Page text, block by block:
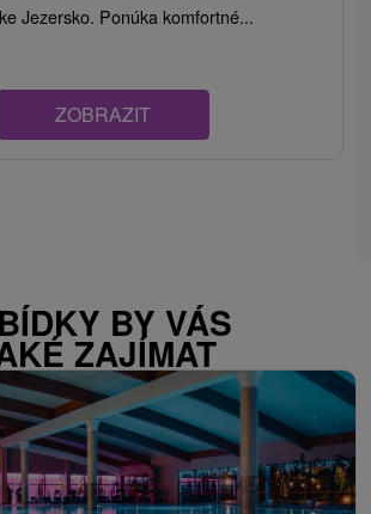
Jezersko. Ponúka komfortné...
ZOBRAZIT
BY VÁS
ZAJÍMAT